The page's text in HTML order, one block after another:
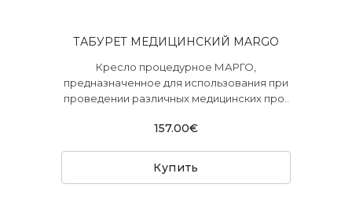
ТАБУРЕТ МЕДИЦИНСКИЙ MARGO
Кресло процедурное МАРГО,
предназначенное для использования при
проведении различных медицинских про..
157.00€
Купить